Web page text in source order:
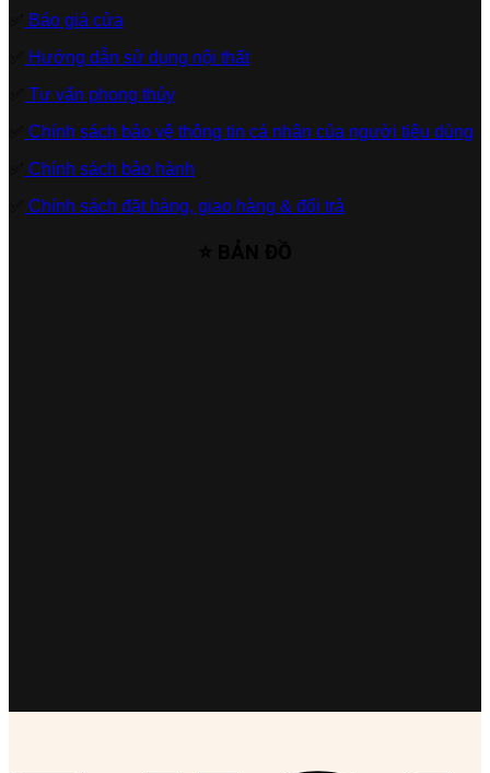
Báo giá cửa
Hướng dẫn sử dụng nội thất
Tư vấn phong thủy
Chính sách bảo vệ thông tin cá nhân của người tiêu dùng
Chính sách bảo hành
Chính sách đặt hàng, giao hàng & đổi trả